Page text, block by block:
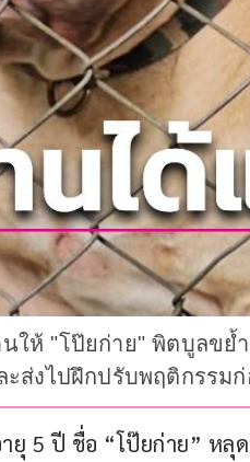
ให้ "โป๊ยก่าย" พิตบูลขย้
ส่งไปฝึกปรับพฤติกรรม
5 ปี ชื่อ “โป๊ยก่าย” หลุ